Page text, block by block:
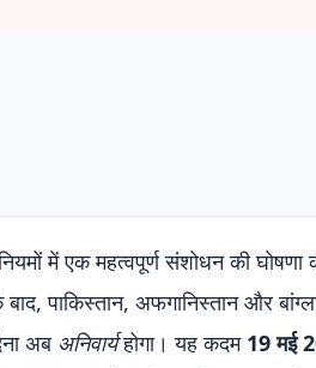
में एक महत्वपूर्ण संशोधन की
पाकिस्तान, अफगानिस्तान और
अब अनिवार्यहोगा। यह कदम 19 मई